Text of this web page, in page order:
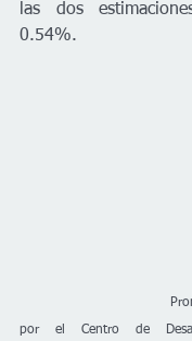
las dos
0.54%.
por el Centro de